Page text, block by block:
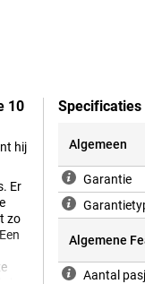
10
hij
Er
zo
Specificaties
Algemeen
Garantie
Algemene
Aantal